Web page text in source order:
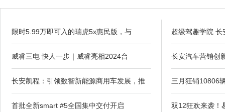
限时5.99万即可入的瑞虎5x惠民版，与
威睿三电 快人一步｜威睿亮相2024台
​长安凯程：引领数智新能源商用车发展，推
首批全新smart #5全国集中交付开启
超级驾趣学院
长安汽车营销创
三月狂销10806
双12狂欢来袭！